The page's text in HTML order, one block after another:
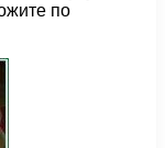
по